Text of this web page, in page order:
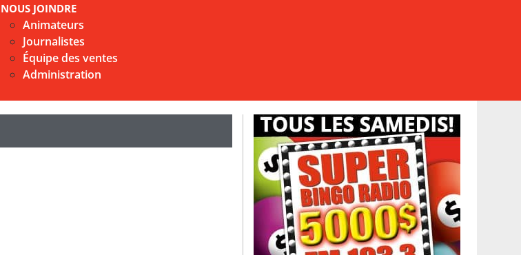
NOUS JOINDRE
Animateurs
Journalistes
Équipe des ventes
Administration